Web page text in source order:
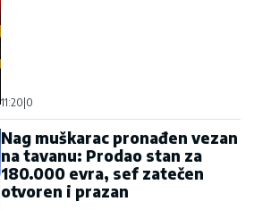
11:20 0
Nag muškarac pronađen vezan
na tavanu: Prodao stan za
180.000 evra, sef zatečen
otvoren i prazan